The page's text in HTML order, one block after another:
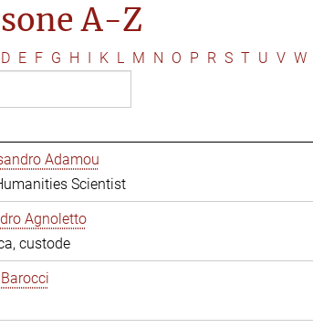
A-Z
D E F G H I K L M N O P R S T U V W
Adamou
Scientist
Agnoletto
custode